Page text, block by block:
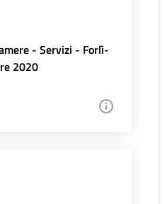
- Servizi - Forlì-
2020